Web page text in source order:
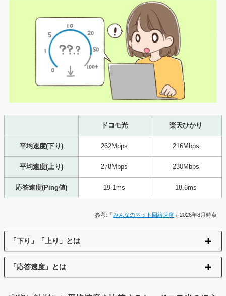
ドコモ光 楽天ひかり
平均速度(下り) 262Mbps 216Mbps
平均速度(上り) 278Mbps 230Mbps
応答速度(Ping値) 19.1ms 18.6ms
参考:「みんなのネット回線速度 」2026年8月時点
「下り」「上り」とは
「応答速度」とは